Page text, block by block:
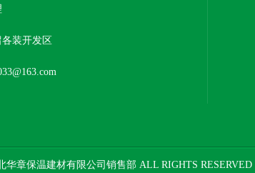
装开发区
华章保温建材有限公司销售部 ALL RIGHTS RESERVED